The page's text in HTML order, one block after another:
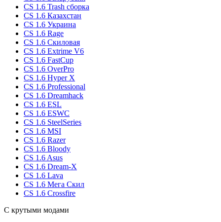
CS 1.6 Trash сборка
CS 1.6 Казахстан
CS 1.6 Украина
CS 1.6 Rage
CS 1.6 Скиловая
CS 1.6 Extrime V6
CS 1.6 FastCup
CS 1.6 OverPro
CS 1.6 Hyper X
CS 1.6 Professional
CS 1.6 Dreamhack
CS 1.6 ESL
CS 1.6 ESWC
CS 1.6 SteelSeries
CS 1.6 MSI
CS 1.6 Razer
CS 1.6 Bloody
CS 1.6 Asus
CS 1.6 Dream-X
CS 1.6 Lava
CS 1.6 Мега Скил
CS 1.6 Crossfire
С крутыми модами